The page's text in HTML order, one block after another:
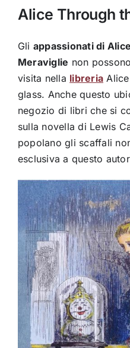
Alice Through
Gli appassionati di
Meraviglie non
visita nella libreria
glass. Anche questo
negozio di libri che si
sulla novella di Lewis
popolano gli scaffali
esclusiva a questo